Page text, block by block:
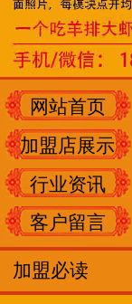
网站首页
加盟店展示
行业资讯
客户留言
加盟必读